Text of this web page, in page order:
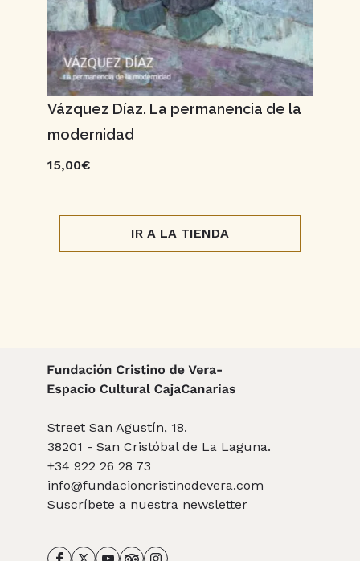
Vázquez Díaz. La permanencia de la
modernidad
15,00€
IR A LA TIENDA
Street San Agustín, 18.
38201 - San Cristóbal de La Laguna.
+34 922 26 28 73
info@fundacioncristinodevera.com
Suscríbete a nuestra newsletter